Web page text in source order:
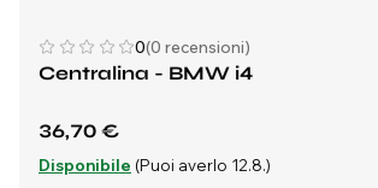
0(0 recensioni)
Centralina - BMW i4
36,70 €
Disponibile (Puoi averlo 12.8.)